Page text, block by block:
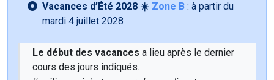
Vacances d’Été 2028 ☀️ Zone B : à partir du
mardi 4 juillet 2028
Le début des vacances a lieu après le dernier
cours des jours indiqués.